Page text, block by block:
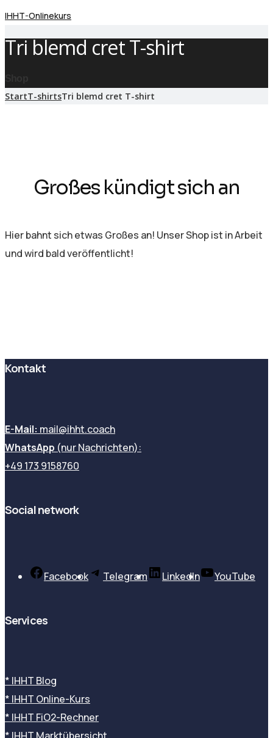
IHHT-Onlinekurs
Tri blemd cret T-shirt
StartT-shirtsTri blemd cret T-shirt
Großes kündigt sich an
Hier bahnt sich etwas Großes an! Unser Shop ist in Arbeit
und wird bald veröffentlicht!
Kontakt
E-Mail: mail@ihht.coach
WhatsApp (nur Nachrichten):
+49 173 9158760
Social network
Facebook Telegram LinkedIn YouTube
Services
* IHHT Blog
* IHHT Online-Kurs
* IHHT FiO2-Rechner